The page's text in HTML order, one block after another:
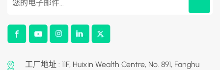
工厂地址 : 11F, Huixin Wealth Centre, No. 891, Fanghu